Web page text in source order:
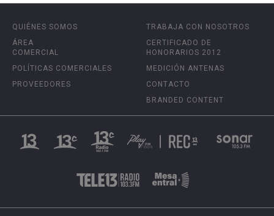
QUIÉNES SOMOS
ÁREA
COMERCIAL
POLÍTICAS COMERCIALES
PROVEEDORES
TRABAJA CON NOSOTROS
CERTIFICADO DE
HONORARIOS 2012
MEDICIÓN ANTENAS
CONTACTO
BRANDED CONTENT